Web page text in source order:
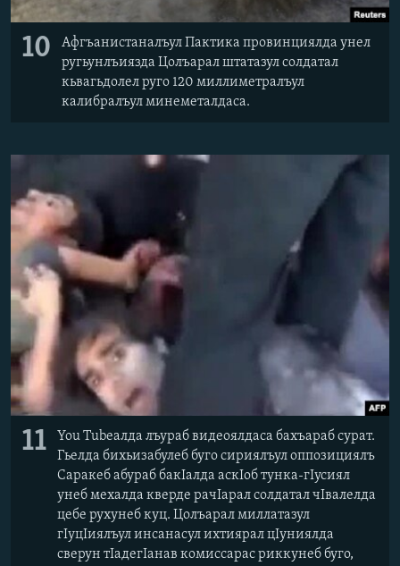
10
Афгъанистаналъул Пактика провинциялда унел
ругьунлъиязда Цолъарал штатазул солдатал
кьвагьдолел руго 120 миллиметралъул
калибралъул минеметалдаса.
11
You Tubeалда лъураб видеоялдаса бахъараб сурат.
Гьелда бихьизабулеб буго сириялъул оппозициялъ
Саракеб абураб бакІалда аскІоб тунка-гІусиял
унеб мехалда кверде рачІарал солдатал чІвалелда
цебе рухунеб куц. Цолъарал миллатазул
гІуцІиялъул инсанасул ихтиярал цІуниялда
сверун тІадегІанав комиссарас риккунеб буго,